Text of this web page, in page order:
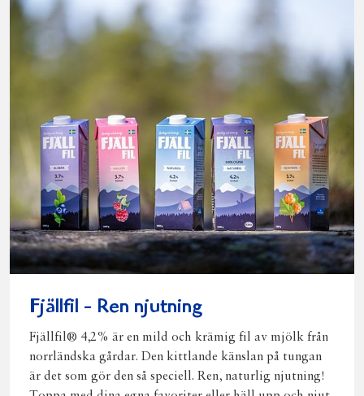
Fjällfil - Ren njutning
Fjällfil® 4,2% är en mild och krämig fil av mjölk från
norrländska gårdar. Den kittlande känslan på tungan
är det som gör den så speciell. Ren, naturlig njutning!